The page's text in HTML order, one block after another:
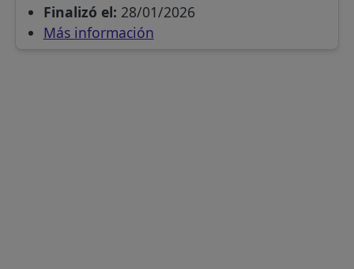
Finalizó el: 28/01/2026
Más información